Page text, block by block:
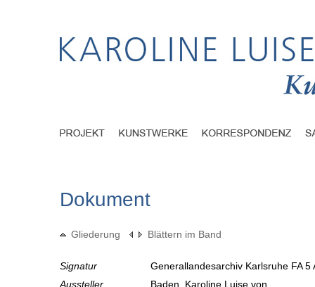
Dokument
Gliederung Blättern im Band
Signatur
Generallandesarchiv Karlsruhe FA
Aussteller
Baden, Karoline Luise von